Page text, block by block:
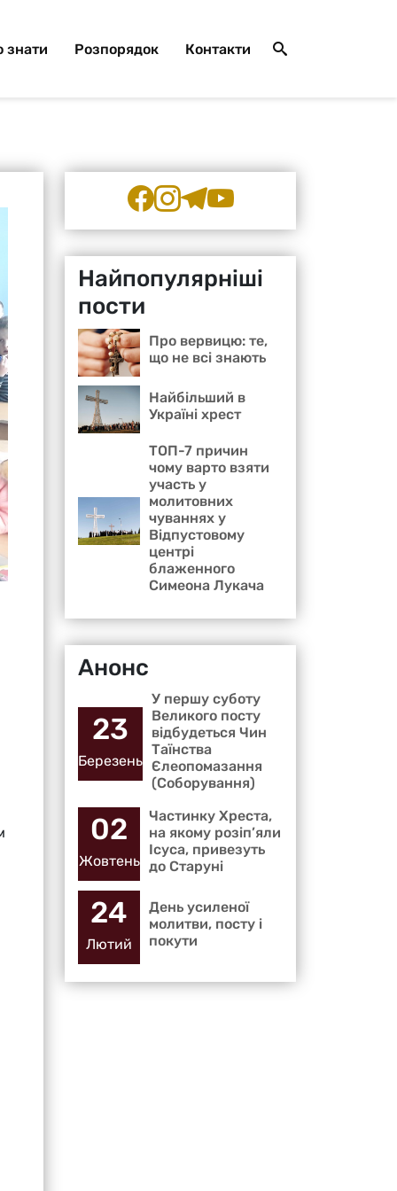
знати Розпорядок Контакти
Найпопулярніші
пости
Про вервицю: те,
що не всі знають
Найбільший в
Україні хрест
ТОП-7 причин
чому варто взяти
участь у
молитовних
чуваннях у
Відпустовому
центрі
блаженного
Симеона Лукача
Анонс
23
Березень
У першу суботу
Великого посту
відбудеться Чин
Таїнства
Єлеопомазання
(Соборування)
02
Жовтень
Частинку Хреста,
на якому розіп’яли
Ісуса, привезуть
до Старуні
24
Лютий
День усиленої
молитви, посту і
покути